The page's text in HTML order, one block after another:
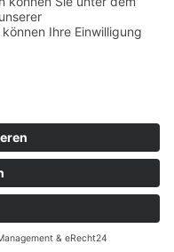
Folgen Sie dem VeR auf